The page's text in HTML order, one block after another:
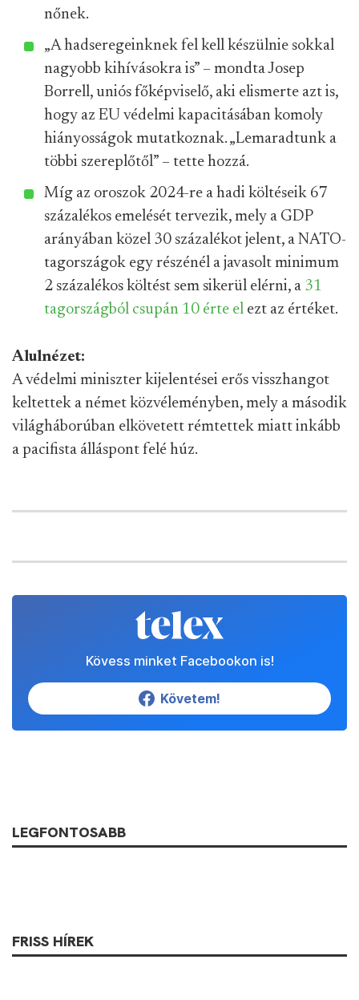
nőnek.
„A hadseregeinknek fel kell készülnie sokkal
nagyobb kihívásokra is” – mondta Josep
Borrell, uniós főképviselő, aki elismerte azt is,
hogy az EU védelmi kapacitásában komoly
hiányosságok mutatkoznak. „Lemaradtunk a
többi szereplőtől” – tette hozzá.
Míg az oroszok 2024-re a hadi költéseik 67
százalékos emelését tervezik, mely a GDP
arányában közel 30 százalékot jelent, a NATO-
tagországok egy részénél a javasolt minimum
2 százalékos költést sem sikerül elérni, a 31
tagországból csupán 10 érte el ezt az értéket.
Alulnézet:
A védelmi miniszter kijelentései erős visszhangot
keltettek a német közvéleményben, mely a második
világháborúban elkövetett rémtettek miatt inkább
a pacifista álláspont felé húz.
Kövess minket Facebookon is!
Követem!
LEGFONTOSABB
FRISS HÍREK